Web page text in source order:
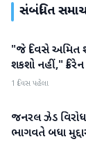
સંબંધિત
રાજકારણ
"જે દિવસે અમિત
શકશો નહીં," કિરેન
1 દિવસ પહેલા
રાજકારણ
જનરલ ઝેડ
ભાગવતે બધા